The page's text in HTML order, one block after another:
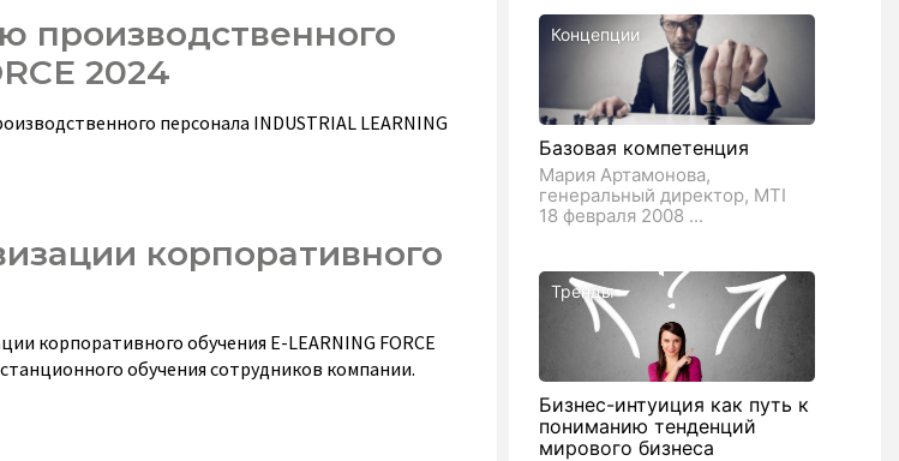
производственного
2024
персонала INDUSTRIAL LEARNING
корпоративного
корпоративного обучения E-LEARNING FORCE
обучения сотрудников компании.
Концепции
Базовая компетенция
Мария Артамонова,
генеральный директор, MTI
18 февраля 2008 ...
Тренды
Бизнес-интуиция как путь к
пониманию тенденций
мирового бизнеса